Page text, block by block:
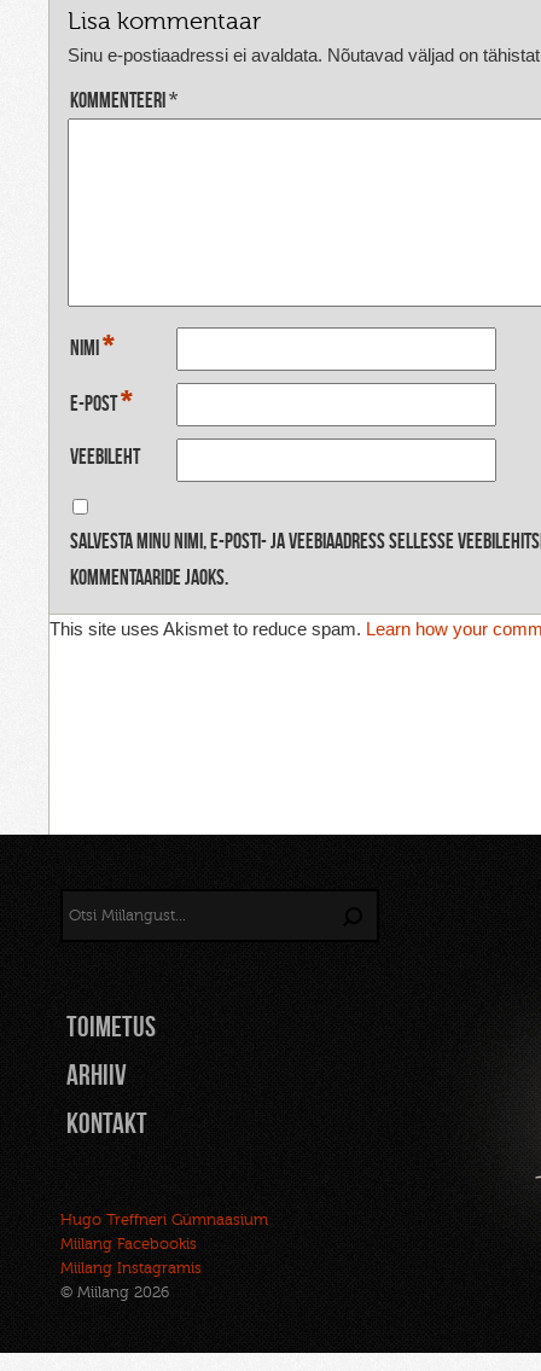
Lisa kommentaar
Sinu e-postiaadressi ei avaldata. Nõutavad väljad on
Kommenteeri *
Nimi *
E-post*
Veebileht
Salvesta minu nimi, e-posti- ja veebiaadress sellesse
kommentaaride jaoks.
This site uses Akismet to reduce spam. Learn how your
TOIMETUS
Arhiiv
Kontakt
Hugo Treffneri Gümnaasium
Miilang Facebookis
Miilang Instagramis
© Miilang 2026